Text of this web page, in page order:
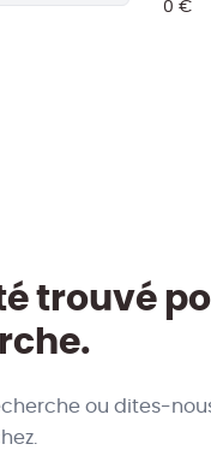
trouvé
ou dites-